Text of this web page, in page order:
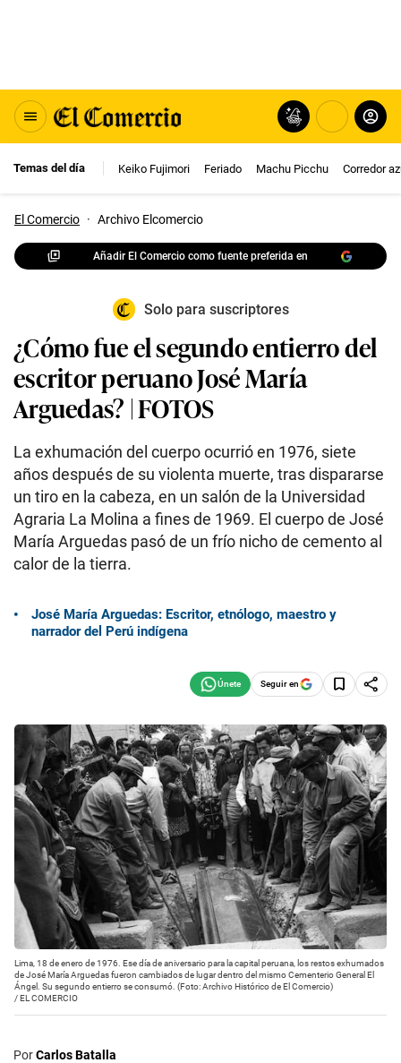
Temas del día Keiko Fujimori Feriado Machu Picchu Corredor
El Comercio · Archivo Elcomercio
Añadir El Comercio como fuente preferida en
Solo para suscriptores
¿Cómo fue el segundo entierro del
escritor peruano José María
Arguedas? | FOTOS
La exhumación del cuerpo ocurrió en 1976, siete
años después de su violenta muerte, tras dispararse
un tiro en la cabeza, en un salón de la Universidad
Agraria La Molina a fines de 1969. El cuerpo de José
María Arguedas pasó de un frío nicho de cemento al
calor de la tierra.
José María Arguedas: Escritor, etnólogo, maestro y
narrador del Perú indígena
Seguir en
Lima, 18 de enero de 1976. Ese día de aniversario para la capital peruana, los restos exhumados
de José María Arguedas fueron cambiados de lugar dentro del mismo Cementerio General El
Ángel. Su segundo entierro se consumó. (Foto: Archivo Histórico de El Comercio)
/EL COMERCIO
PorCarlos Batalla